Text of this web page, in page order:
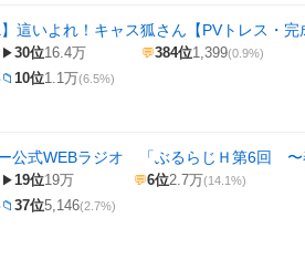
】這いよれ！キャス狐さん【PVトレス・完
▶30位16.4万 💬384位1,399(0.9%)
📁 10位1.1万(6.5%)
公式WEBラジオ 「ぶるらじＨ第6回
▶19位19万 💬6位2.7万(14.1%)
📁 37位5,146(2.7%)